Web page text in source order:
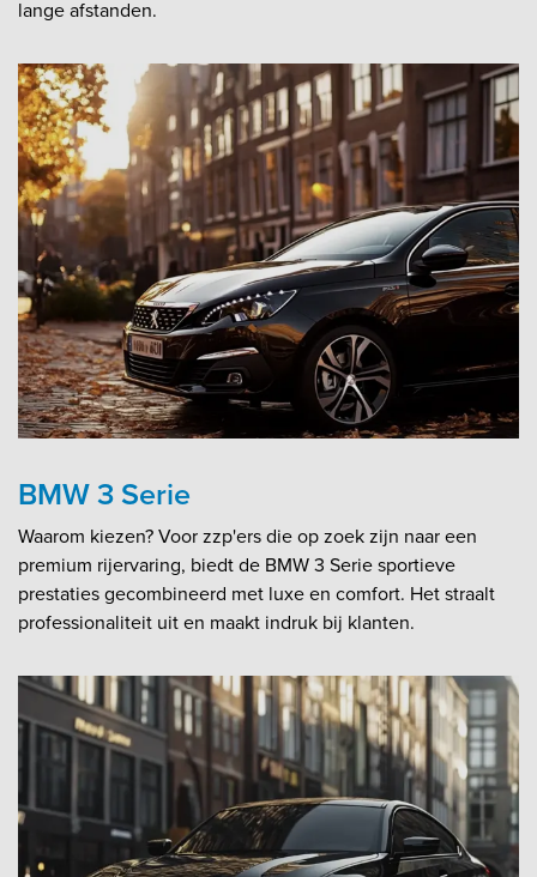
lange afstanden.​
BMW 3 Serie
Waarom kiezen? Voor zzp'ers die op zoek zijn naar een
premium rijervaring, biedt de BMW 3 Serie sportieve
prestaties gecombineerd met luxe en comfort. Het straalt
professionaliteit uit en maakt indruk bij klanten.​